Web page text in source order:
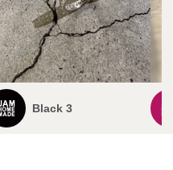
Black 3